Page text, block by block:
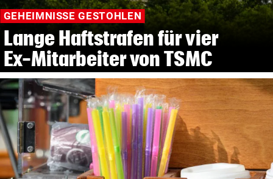
GEHEIMNISSE GESTOHLEN
Lange Haftstrafen für vier
Ex-Mitarbeiter von TSMC